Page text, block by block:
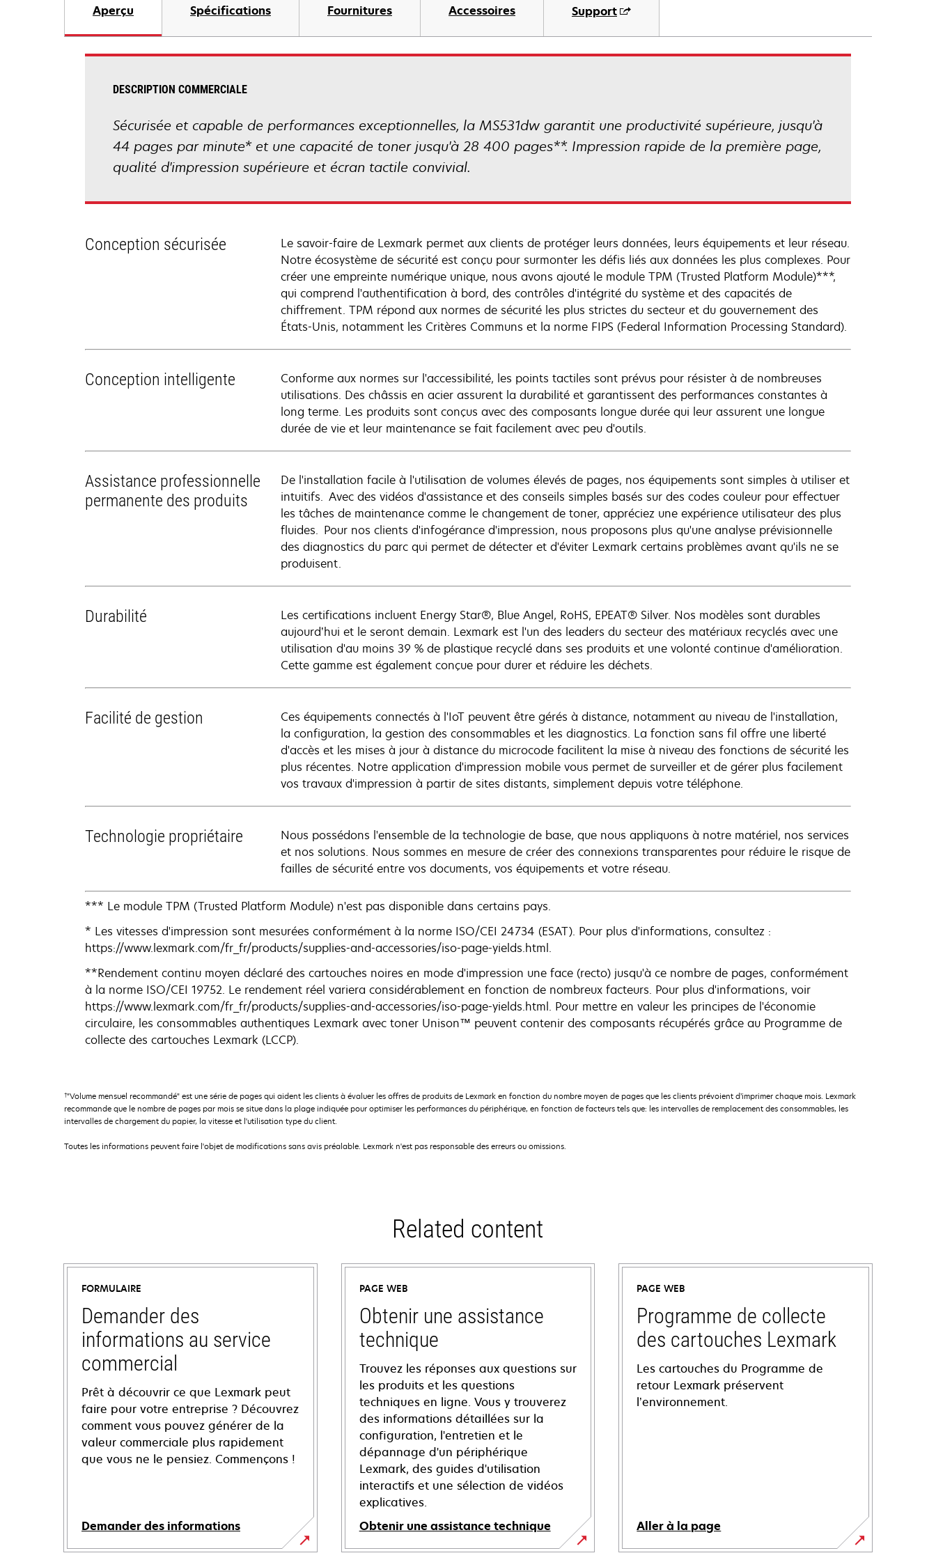
Aperçu Spécifications Fournitures Accessoires Support
DESCRIPTION COMMERCIALE
Sécurisée et capable de performances exceptionnelles, la MS531dw garantit une productivité supérieure, jusqu'à
44 pages par minute* et une capacité de toner jusqu'à 28 400 pages**. Impression rapide de la première page,
qualité d'impression supérieure et écran tactile convivial.
Conception sécurisée
Le savoir-faire de Lexmark permet aux clients de protéger leurs données, leurs équipements et leur réseau.
Notre écosystème de sécurité est conçu pour surmonter les défis liés aux données les plus complexes. Pour
créer une empreinte numérique unique, nous avons ajouté le module TPM (Trusted Platform Module)***,
qui comprend l'authentification à bord, des contrôles d'intégrité du système et des capacités de
chiffrement. TPM répond aux normes de sécurité les plus strictes du secteur et du gouvernement des
États-Unis, notamment les Critères Communs et la norme FIPS (Federal Information Processing Standard).
Conception intelligente
Conforme aux normes sur l'accessibilité, les points tactiles sont prévus pour résister à de nombreuses
utilisations. Des châssis en acier assurent la durabilité et garantissent des performances constantes à
long terme. Les produits sont conçus avec des composants longue durée qui leur assurent une longue
durée de vie et leur maintenance se fait facilement avec peu d'outils.
Assistance professionnelle
permanente des produits
De l'installation facile à l'utilisation de volumes élevés de pages, nos équipements sont simples à utiliser et
intuitifs. Avec des vidéos d'assistance et des conseils simples basés sur des codes couleur pour effectuer
les tâches de maintenance comme le changement de toner, appréciez une expérience utilisateur des plus
fluides. Pour nos clients d'infogérance d'impression, nous proposons plus qu'une analyse prévisionnelle
des diagnostics du parc qui permet de détecter et d'éviter Lexmark certains problèmes avant qu'ils ne se
produisent.
Durabilité
Les certifications incluent Energy Star®, Blue Angel, RoHS, EPEAT® Silver. Nos modèles sont durables
aujourd’hui et le seront demain. Lexmark est l'un des leaders du secteur des matériaux recyclés avec une
utilisation d'au moins 39 % de plastique recyclé dans ses produits et une volonté continue d'amélioration.
Cette gamme est également conçue pour durer et réduire les déchets.
Facilité de gestion
Ces équipements connectés à l'IoT peuvent être gérés à distance, notamment au niveau de l'installation,
la configuration, la gestion des consommables et les diagnostics. La fonction sans fil offre une liberté
d'accès et les mises à jour à distance du microcode facilitent la mise à niveau des fonctions de sécurité les
plus récentes. Notre application d'impression mobile vous permet de surveiller et de gérer plus facilement
vos travaux d'impression à partir de sites distants, simplement depuis votre téléphone.
Technologie propriétaire
Nous possédons l'ensemble de la technologie de base, que nous appliquons à notre matériel, nos services
et nos solutions. Nous sommes en mesure de créer des connexions transparentes pour réduire le risque de
failles de sécurité entre vos documents, vos équipements et votre réseau.
*** Le module TPM (Trusted Platform Module) n'est pas disponible dans certains pays.
* Les vitesses d'impression sont mesurées conformément à la norme ISO/CEI 24734 (ESAT). Pour plus d'informations, consultez :
https://www.lexmark.com/fr_fr/products/supplies-and-accessories/iso-page-yields.html.
**Rendement continu moyen déclaré des cartouches noires en mode d'impression une face (recto) jusqu'à ce nombre de pages, conformément
à la norme ISO/CEI 19752. Le rendement réel variera considérablement en fonction de nombreux facteurs. Pour plus d'informations, voir
https://www.lexmark.com/fr_fr/products/supplies-and-accessories/iso-page-yields.html. Pour mettre en valeur les principes de l'économie
circulaire, les consommables authentiques Lexmark avec toner Unison™ peuvent contenir des composants récupérés grâce au Programme de
collecte des cartouches Lexmark (LCCP).
†"Volume mensuel recommandé" est une série de pages qui aident les clients à évaluer les offres de produits de Lexmark en fonction du nombre moyen de pages que les clients prévoient d’imprimer chaque mois. Lexmark
recommande que le nombre de pages par mois se situe dans la plage indiquée pour optimiser les performances du périphérique, en fonction de facteurs tels que: les intervalles de remplacement des consommables, les
intervalles de chargement du papier, la vitesse et l'utilisation type du client.
Toutes les informations peuvent faire l'objet de modifications sans avis préalable. Lexmark n'est pas responsable des erreurs ou omissions.
Related content
FORMULAIRE
Demander des
informations au service
commercial
Prêt à découvrir ce que Lexmark peut
faire pour votre entreprise ? Découvrez
comment vous pouvez générer de la
valeur commerciale plus rapidement
que vous ne le pensiez. Commençons !
Demander des informations
PAGE WEB
Obtenir une assistance
technique
Trouvez les réponses aux questions sur
les produits et les questions
techniques en ligne. Vous y trouverez
des informations détaillées sur la
configuration, l'entretien et le
dépannage d'un périphérique
Lexmark, des guides d'utilisation
interactifs et une sélection de vidéos
explicatives.
Obtenir une assistance technique
s’ouvre
PAGE WEB
Programme de collecte
des cartouches Lexmark
Les cartouches du Programme de
retour Lexmark préservent
l’environnement.
Aller à la page